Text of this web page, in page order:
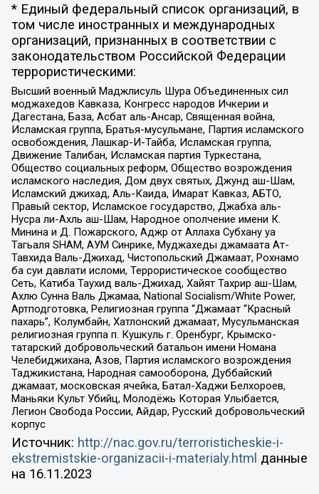
* Единый федеральный список организаций, в
том числе иностранных и международных
организаций, признанных в соответствии с
законодательством Российской Федерации
террористическими:
Высший военный Маджлисуль Шура Объединенных сил
моджахедов Кавказа, Конгресс народов Ичкерии и
Дагестана, База, Асбат аль-Ансар, Священная война,
Исламская группа, Братья-мусульмане, Партия исламского
освобождения, Лашкар-И-Тайба, Исламская группа,
Движение Талибан, Исламская партия Туркестана,
Общество социальных реформ, Общество возрождения
исламского наследия, Дом двух святых, Джунд аш-Шам,
Исламский джихад, Аль-Каида, Имарат Кавказ, АБТО,
Правый сектор, Исламское государство, Джабха аль-
Нусра ли-Ахль аш-Шам, Народное ополчение имени К.
Минина и Д. Пожарского, Аджр от Аллаха Субхану уа
Тагьаля SHAM, АУМ Синрике, Муджахеды джамаата Ат-
Тавхида Валь-Джихад, Чистопольский Джамаат, Рохнамо
ба суи давлати исломи, Террористическое сообщество
Сеть, Катиба Таухид валь-Джихад, Хайят Тахрир аш-Шам,
Ахлю Сунна Валь Джамаа, National Socialism/White Power,
Артподготовка, Религиозная группа “Джамаат “Красный
пахарь”, Колумбайн, Хатлонский джамаат, Мусульманская
религиозная группа п. Кушкуль г. Оренбург, Крымско-
татарский добровольческий батальон имени Номана
Челебиджихана, Азов, Партия исламского возрождения
Таджикистана, Народная самооборона, Дуббайский
джамаат, московская ячейка, Батал-Хаджи Белхороев,
Маньяки Культ Убийц, Молодёжь Которая Улыбается,
Легион Свобода России, Айдар, Русский добровольческий
корпус
Источник: http://nac.gov.ru/terroristicheskie-i-
ekstremistskie-organizacii-i-materialy.html данные
на 16.11.2023